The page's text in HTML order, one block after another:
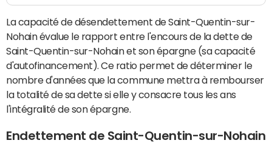
La capacité de désendettement de Saint-Quentin-sur-
Nohain évalue le rapport entre l'encours de la dette de
Saint-Quentin-sur-Nohain et son épargne (sa capacité
d'autofinancement). Ce ratio permet de déterminer le
nombre d'années que la commune mettra à rembourser
la totalité de sa dette si elle y consacre tous les ans
l'intégralité de son épargne.
Endettement de Saint-Quentin-sur-Nohain